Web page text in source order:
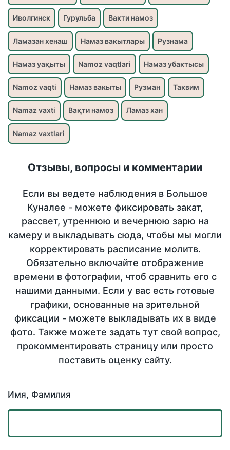
Иволгинск Гурульба Вакти намоз
Ламазан хенаш Намаз вакытлары Рузнама
Намаз уақыты Namoz vaqtlari Намаз убактысы
Namoz vaqti Намаз вакыты Рузман Таквим
Namaz vaxti Вақти намоз Ламаз хан
Namaz vaxtlari
Отзывы, вопросы и комментарии
Если вы ведете наблюдения в Большое
Куналее - можете фиксировать закат,
рассвет, утреннюю и вечернюю зарю на
камеру и выкладывать сюда, чтобы мы могли
корректировать расписание молитв.
Обязательно включайте отображение
времени в фотографии, чтоб сравнить его с
нашими данными. Если у вас есть готовые
графики, основанные на зрительной
фиксации - можете выкладывать их в виде
фото. Также можете задать тут свой вопрос,
прокомментировать страницу или просто
поставить оценку сайту.
Имя, Фамилия